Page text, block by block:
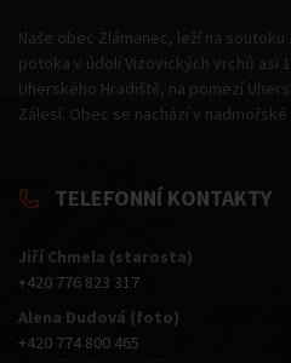
Naše obec Zlámanec, leží na
potoka v údolí Vizovických vrchů asi
Uherského Hradiště, na pomezí
Zálesí. Obec se nachází v
TELEFONNÍ KONTAKTY
Jiří Chmela (starosta)
+420 776 823 317
Alena Dudová (foto)
+420 774 800 465